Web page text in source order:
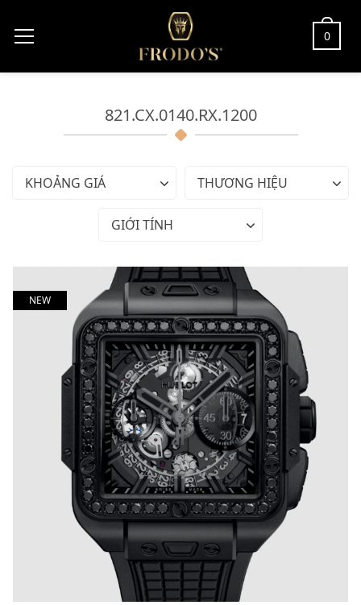
0
821.CX.0140.RX.1200
KHOẢNG GIÁ THƯƠNG HIỆU
GIỚI TÍNH
NEW